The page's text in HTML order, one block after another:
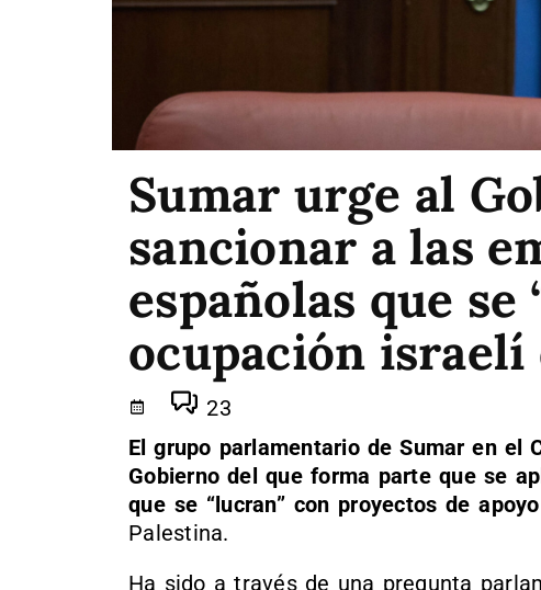
Sumar urge al
sancionar a las
españolas que se
ocupación israelí
23
El grupo parlamentario de Sumar en el
Gobierno del que forma parte que se
que se “lucran” con proyectos de
Palestina.
Ha sido a través de una pregunta